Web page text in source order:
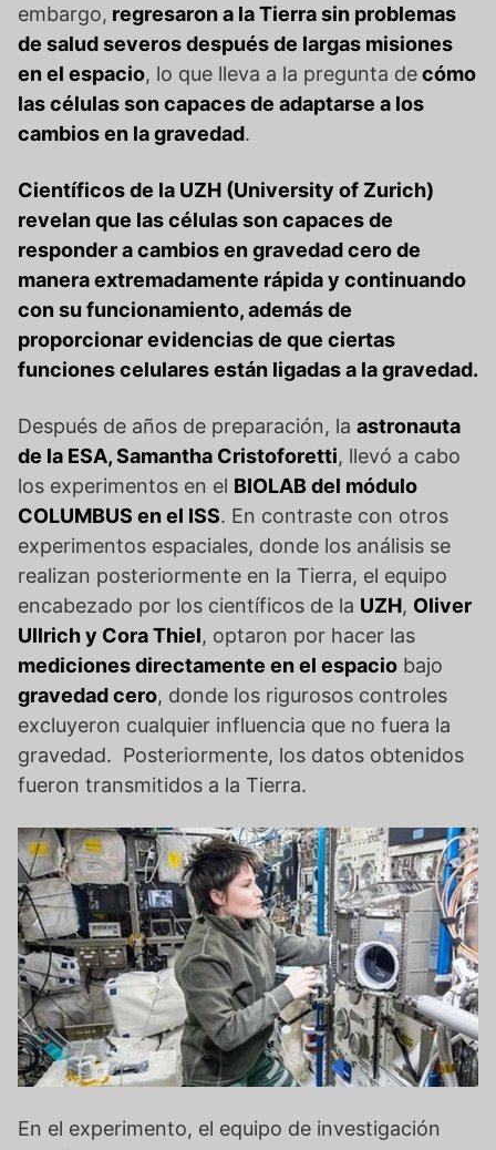
embargo, regresaron a la Tierra sin problemas
de salud severos después de largas misiones
en el espacio, lo que lleva a la pregunta decómo
las células son capaces de adaptarse a los
cambios en la gravedad.
Científicos de la UZH (University of Zurich)
revelan que las células son capaces de
responder a cambios en gravedad cero de
manera extremadamente rápida y continuando
con su funcionamiento, además de
proporcionar evidencias de que ciertas
funciones celulares están ligadas a la gravedad.
Después de años de preparación, la astronauta
de la ESA, Samantha Cristoforetti, llevó a cabo
los experimentos en el BIOLAB del módulo
COLUMBUS en el ISS. En contraste con otros
experimentos espaciales, donde los análisis se
realizan posteriormente en la Tierra, el equipo
encabezado por los científicos de la UZH, Oliver
Ullrich y Cora Thiel, optaron por hacer las
mediciones directamente en el espacio bajo
gravedad cero, donde los rigurosos controles
excluyeron cualquier influencia que no fuera la
gravedad. Posteriormente, los datos obtenidos
fueron transmitidos a la Tierra.
En el experimento, el equipo de investigación